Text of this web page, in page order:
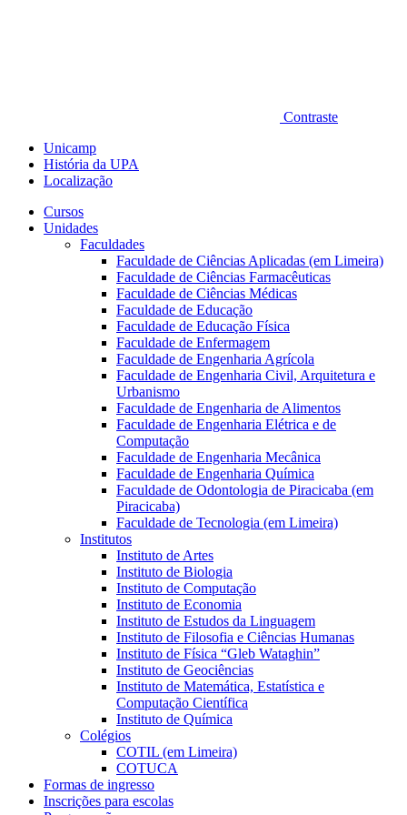
Contraste
Unicamp
História da UPA
Localização
Cursos
Unidades
Faculdades
Faculdade de Ciências Aplicadas (em Limeira)
Faculdade de Ciências Farmacêuticas
Faculdade de Ciências Médicas
Faculdade de Educação
Faculdade de Educação Física
Faculdade de Enfermagem
Faculdade de Engenharia Agrícola
Faculdade de Engenharia Civil, Arquitetura e
Urbanismo
Faculdade de Engenharia de Alimentos
Faculdade de Engenharia Elétrica e de
Computação
Faculdade de Engenharia Mecânica
Faculdade de Engenharia Química
Faculdade de Odontologia de Piracicaba (em
Piracicaba)
Faculdade de Tecnologia (em Limeira)
Institutos
Instituto de Artes
Instituto de Biologia
Instituto de Computação
Instituto de Economia
Instituto de Estudos da Linguagem
Instituto de Filosofia e Ciências Humanas
Instituto de Física “Gleb Wataghin”
Instituto de Geociências
Instituto de Matemática, Estatística e
Computação Científica
Instituto de Química
Colégios
COTIL (em Limeira)
COTUCA
Formas de ingresso
Inscrições para escolas